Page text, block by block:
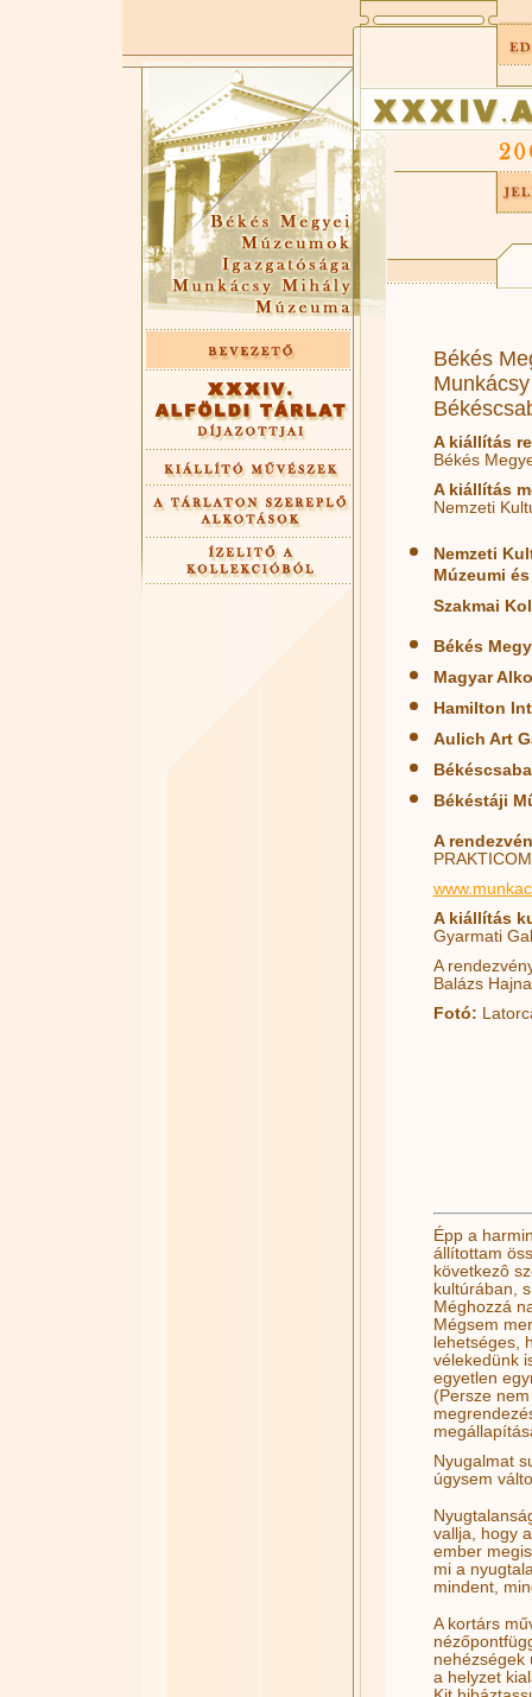
Békés
A kiállítás
Békés
A kiállítás
Nemzeti
Nemzeti
Múzeumi
Szakmai
Békés
Magyar
Hamilton
Aulich Art
Békéstáji
A
A kiállítás
Gyarmati
A
Balázs
Fotó:
Épp a
állítottam
következô
kultúrában,
Méghozzá
Mégsem
lehetséges,
vélekedünk
egyetlen
(Persze
Nyugalmat
úgysem
vallja, hogy
ember
mi a
mindent,
A kortárs
nehézségek
a helyzet